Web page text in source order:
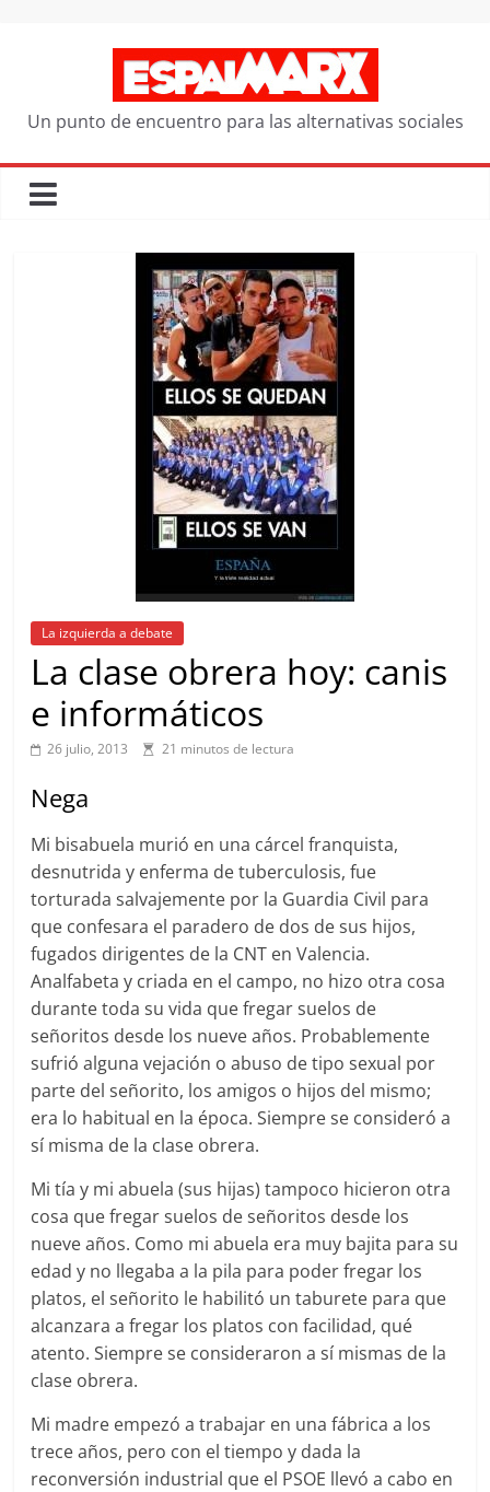
Un punto de encuentro para las alternativas sociales
La izquierda a debate
La clase obrera hoy: canis
e informáticos
26 julio, 2013 21 minutos de lectura
Nega
Mi bisabuela murió en una cárcel franquista,
desnutrida y enferma de tuberculosis, fue
torturada salvajemente por la Guardia Civil para
que confesara el paradero de dos de sus hijos,
fugados dirigentes de la CNT en Valencia.
Analfabeta y criada en el campo, no hizo otra cosa
durante toda su vida que fregar suelos de
señoritos desde los nueve años. Probablemente
sufrió alguna vejación o abuso de tipo sexual por
parte del señorito, los amigos o hijos del mismo;
era lo habitual en la época. Siempre se consideró a
sí misma de la clase obrera.
Mi tía y mi abuela (sus hijas) tampoco hicieron otra
cosa que fregar suelos de señoritos desde los
nueve años. Como mi abuela era muy bajita para su
edad y no llegaba a la pila para poder fregar los
platos, el señorito le habilitó un taburete para que
alcanzara a fregar los platos con facilidad, qué
atento. Siempre se consideraron a sí mismas de la
clase obrera.
Mi madre empezó a trabajar en una fábrica a los
trece años, pero con el tiempo y dada la
reconversión industrial que el PSOE llevó a cabo en